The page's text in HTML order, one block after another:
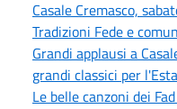
Casale Cremasco,
Tradizioni Fede e
Grandi applausi a
grandi classici per
Le belle canzoni dei